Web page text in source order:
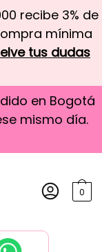
recibe 3% de
mínima
tus dudas
en Bogotá
mismo día.
0